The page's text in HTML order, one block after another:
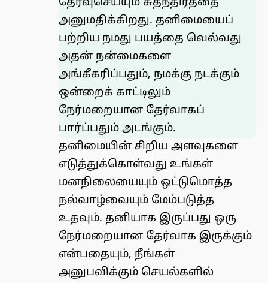
தேர்வுசெய்யும் சுதந்திரத்தை
அனுமதிக்கிறது. தனிமையைப்
பற்றிய நமது பயத்தை வெல்வது
அதன் நன்மைகளை
அங்கீகரிப்பதும், நமக்கு நடக்கும்
ஒன்றைக் காட்டிலும்
நேர்மறையான தேர்வாகப்
பார்ப்பதும் அடங்கும்.
தனிமையின் சிறிய அளவுகளை
எடுத்துக்கொள்வது உங்கள்
மனநிலையையும் ஒட்டுமொத்த
நல்வாழ்வையும் மேம்படுத்த
உதவும். தனியாக இருப்பது ஒரு
நேர்மறையான தேர்வாக இருக்கும்
என்பதையும், நீங்கள்
அனுபவிக்கும் செயல்களில்